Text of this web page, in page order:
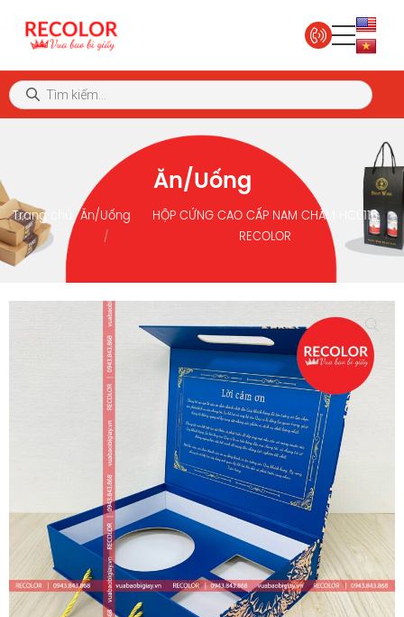
Ăn/Uống
Trang chủ Ăn/Uống
HỘP CỨNG CAO CẤP NAM CHÂM HC0116
RECOLOR